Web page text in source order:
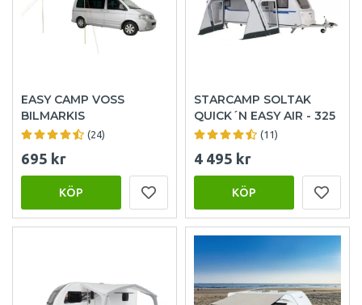
EASY CAMP VOSS
BILMARKIS
(24)
695 kr
KÖP
STARCAMP SOLTAK
QUICK´N EASY AIR - 325
(11)
4 495 kr
KÖP